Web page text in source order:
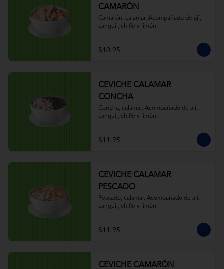
CAMARÓN
Camarón, calamar. Acompañado de ají,
canguil, chifle y limón.
$10.95
CEVICHE CALAMAR
CONCHA
Concha, calamar. Acompañado de ají,
canguil, chifle y limón.
$11.95
CEVICHE CALAMAR
PESCADO
Pescado, calamar. Acompañado de ají,
canguil, chifle y limón.
$11.95
CEVICHE CAMARÓN